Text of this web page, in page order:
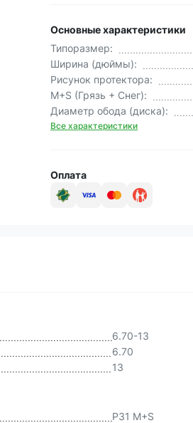
Основные характеристики
Типоразмер:
Ширина (дюймы):
Рисунок протектора:
M+S (Грязь + Снег):
Диаметр обода (диска):
Все характеристики
Оплата
6.70-13
6.70
13
P31 M+S